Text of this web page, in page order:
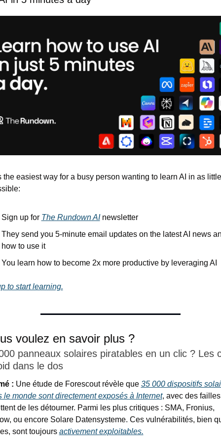
the easiest way for a busy person wanting to learn AI in as
Sign up for The Rundown AI newsletter
They send you 5-minute email updates on the latest AI news
how to use it
You learn how to become 2x more productive by leveraging AI
to start learning.
voulez en savoir plus ?
panneaux solaires piratables en un clic ? Les
dans le dos
: Une étude de Forescout révèle que 35 000 dispositifs
le monde sont directement exposés à Internet, avec des
de les détourner. Parmi les plus critiques : SMA, Fronius,
ou encore Solare Datensysteme. Ces vulnérabilités, bien
sont toujours activement exploitables.